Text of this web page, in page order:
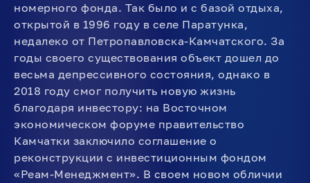
номерного фонда. Так было и с базой отдыха,
открытой в 1996 году в селе Паратунка,
недалеко от Петропавловска-Камчатского. За
годы своего существования объект дошел до
весьма депрессивного состояния, однако в
2018 году смог получить новую жизнь
благодаря инвестору: на Восточном
экономическом форуме правительство
Камчатки заключило соглашение о
реконструкции с инвестиционным фондом
«Реам-Менеджмент». В своем новом обличии